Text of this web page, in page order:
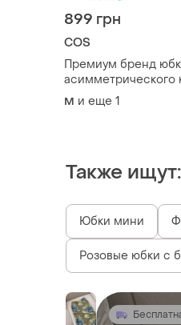
899 грн
COS
Премиум бренд
асимметрического
базовый цвет супер
M и еще 1
Также ищут:
Юбки мини
Розовые юбки с